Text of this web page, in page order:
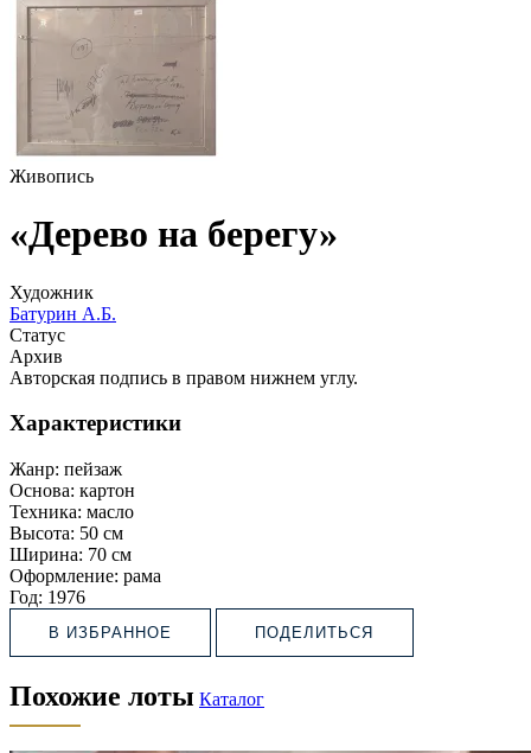
Живопись
«Дерево на берегу»
Художник
Батурин А.Б.
Статус
Архив
Авторская подпись в правом нижнем углу.
Характеристики
Жанр: пейзаж
Основа: картон
Техника: масло
Высота: 50 см
Ширина: 70 см
Оформление: рама
Год: 1976
В ИЗБРАННОЕ ПОДЕЛИТЬСЯ
Похожие лоты Каталог